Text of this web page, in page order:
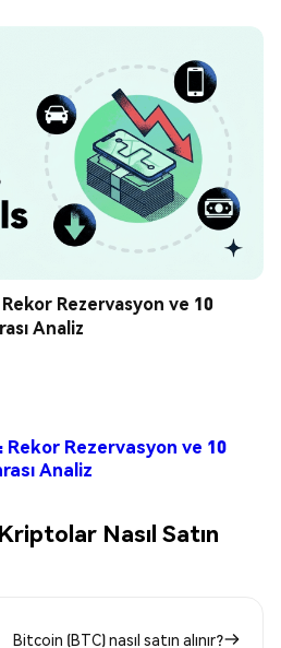
Rezervasyon ve 10
Analiz
Rezervasyon ve 10
Analiz
Nasıl Satın
Bitcoin (BTC) nasıl satın alınır?